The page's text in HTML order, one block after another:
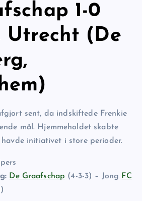
1-0
Utrecht (De
sent, da indskiftede Frenkie
mål. Hjemmeholdet skabte
initiativet i store perioder.
De Graafschap (4-3-3) – Jong FC